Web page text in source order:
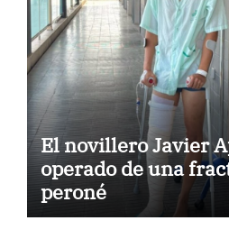
El novillero Javier
operado de una
peroné